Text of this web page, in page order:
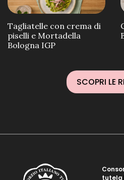
Tagliatelle con crema di
piselli e Mortadella
Bologna IGP
SCOPRI LE
tutela